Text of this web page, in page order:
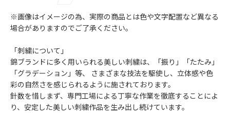
※画像はイメージの為、実際の商品とは色や文字配置など異なる
場合がありますのでご了承ください。
「刺繍について」
錦ブランドに多く用いられる美しい刺繍は、「振り」「たたみ」
「グラデーション」等、 さまざまな技法を駆使し、立体感や色
彩の自然さを感じられるように施されております。
針数を惜しまず、専門工場による丁寧な作業を徹底することによ
り、安定した美しい刺繍作品を生み出し続けています。